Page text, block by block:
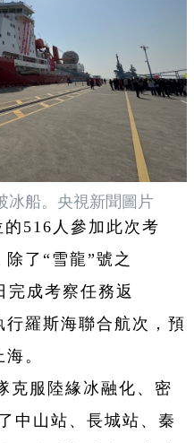
冰船。央視新聞圖片
516人參加此次考
了“雪龍”號之
完成考察任務返
行羅斯海聯合航次，預
。
克服陸緣冰融化、密
中山站、長城站、秦